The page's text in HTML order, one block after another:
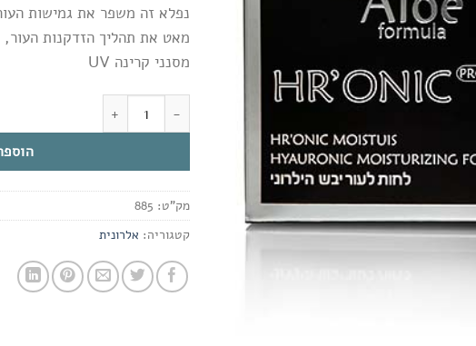
נפלא זה משפר את גמישות
מאט את תהליך הזדקנות העור,
מסנני קרינה UV
מק"ט: 885
קטגוריה: אלרונית